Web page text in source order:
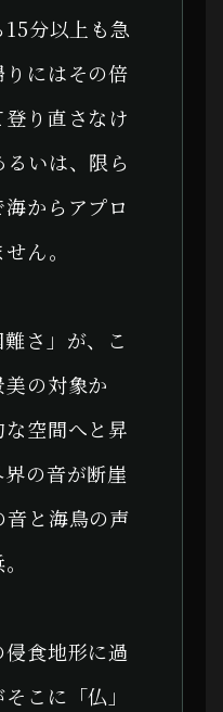
分以上も急
にはその倍
り直さなけ
いは、限ら
からアプロ
ん。
さ」が、こ
の対象か
空間へと昇
の音が断崖
と海鳥の声
食地形に過
こに「仏」